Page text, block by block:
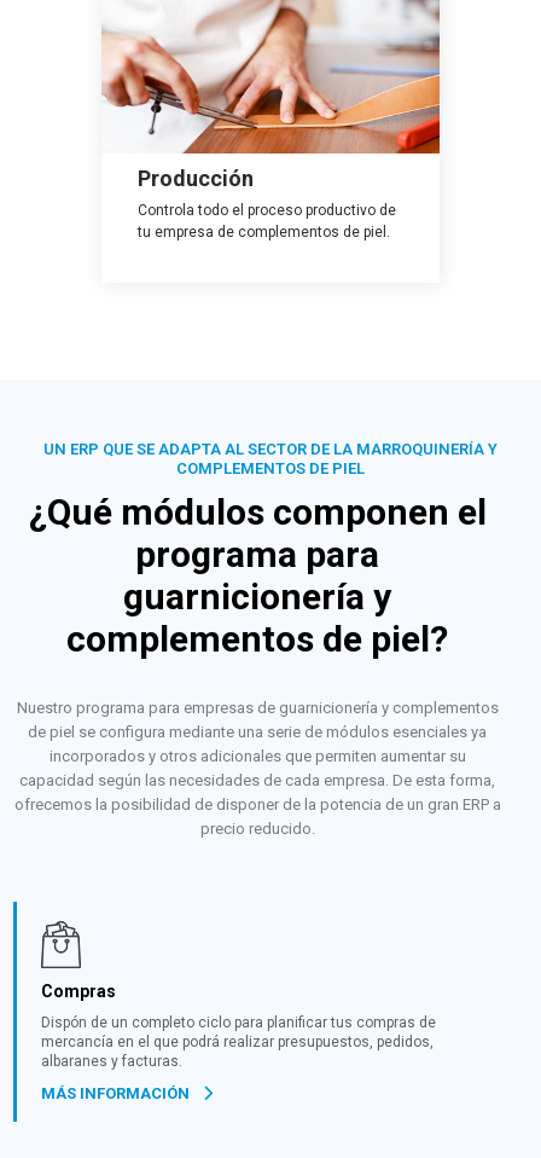
Producción
Controla todo el proceso productivo de
tu empresa de complementos de piel.
UN ERP QUE SE ADAPTA AL SECTOR DE LA MARROQUINERÍA Y
COMPLEMENTOS DE PIEL
¿Qué módulos componen el
programa para
guarnicionería y
complementos de piel?
Nuestro programa para empresas de guarnicionería y complementos
de piel se configura mediante una serie de módulos esenciales ya
incorporados y otros adicionales que permiten aumentar su
capacidad según las necesidades de cada empresa. De esta forma,
ofrecemos la posibilidad de disponer de la potencia de un gran ERP a
precio reducido.
Compras
Dispón de un completo ciclo para planificar tus compras de
mercancía en el que podrá realizar presupuestos, pedidos,
albaranes y facturas.
MÁS INFORMACIÓN